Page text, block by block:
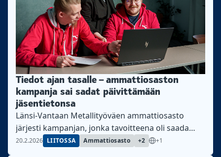
Tiedot ajan tasalle – ammattiosaston
kampanja sai sadat päivittämään
jäsentietonsa
Länsi-Vantaan Metallityöväen ammattiosasto
järjesti kampanjan, jonka tavoitteena oli saada
jäsenet päivittämään tietonsa sähköisessä
20.2.2026 LIITOSSA Ammattiosasto +2 +1